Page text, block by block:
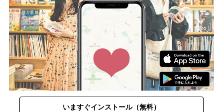
いますぐインストール（無料）